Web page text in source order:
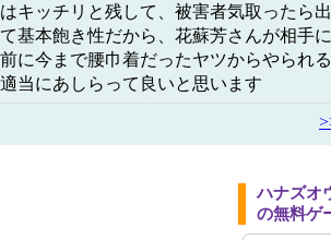
キッチリと残して、被害者気取ったら
基本飽き性だから、花蘇芳さんが相手
に今まで腰巾着だったヤツからやられ
当にあしらって良いと思います
ハナズオ
の無料ゲ